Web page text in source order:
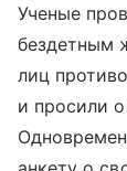
Ученые
бездетным
лиц
и просили